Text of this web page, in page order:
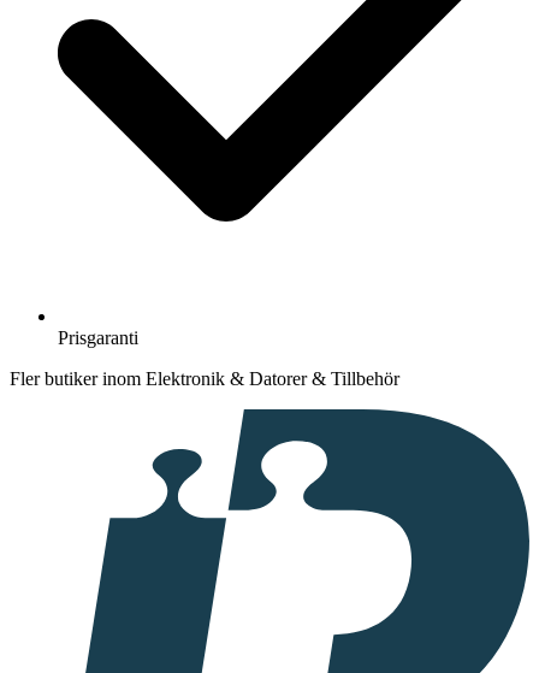
Prisgaranti
Fler butiker inom Elektronik & Datorer & Tillbehör